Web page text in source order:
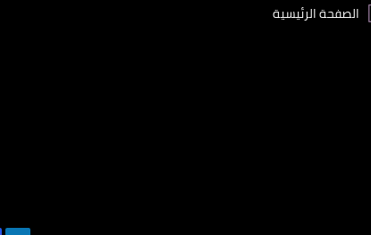
الصفحة الرئيسية